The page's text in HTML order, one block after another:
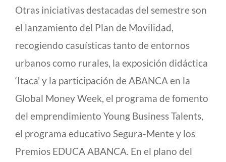
Otras iniciativas destacadas del semestre son
el lanzamiento del Plan de Movilidad,
recogiendo casuísticas tanto de entornos
urbanos como rurales, la exposición didáctica
‘Itaca’ y la participación de ABANCA en la
Global Money Week, el programa de fomento
del emprendimiento Young Business Talents,
el programa educativo Segura-Mente y los
Premios EDUCA ABANCA. En el plano del